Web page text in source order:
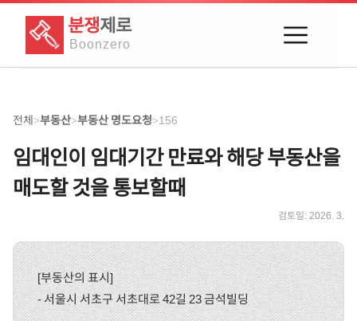
분쟁제로
Boonzero
전체>부동산>부동산 명도요청>156
임대인이 임대기간 만료와 해당 부동산을
매도할 것을 통보할때
검토일:2026. 3.
[부동산의 표시]
- 서울시 서초구 서초대로 42길 23 금석빌딩